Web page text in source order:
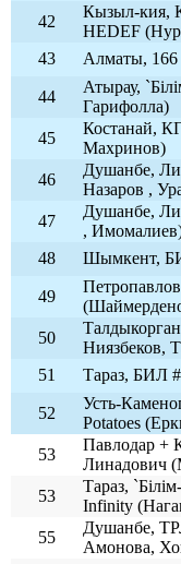
42
Кызыл-кия,
HEDEF
43
Алматы,
44
Атырау,
Гарифолла)
45
Костанай,
Махринов)
46
Душанбе,
Назаров ,
47
Душанбе,
,
48
Шымкент,
49
50
Ниязбеков,
51
Тараз, БИЛ
52
Усть-
Potatoes
53
Павлодар +
Линадович
53
Тараз,
Infinity
55
Душанбе,
Амонова,